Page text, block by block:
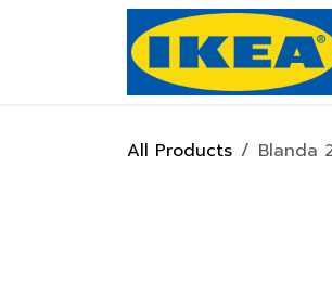
Skip to Content
All Products Blanda